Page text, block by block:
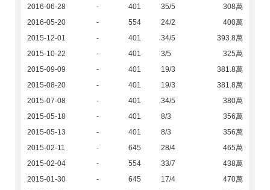
2016-06-28
- 401 35/5
308萬
2016-05-20
- 554 24/2
400萬
2015-12-01
- 401 34/5
393.8萬
2015-10-22
- 401 3/5
325萬
2015-09-09
- 401 19/3
381.8萬
2015-08-20
- 401 19/3
381.8萬
2015-07-08
- 401 34/5
380萬
2015-05-18
- 401 8/3
356萬
2015-05-13
- 401 8/3
356萬
2015-02-11
- 645 28/4
465萬
2015-02-04
- 554 33/7
438萬
2015-01-30
- 645 17/4
470萬